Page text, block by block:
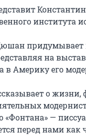
института
придумывает
на
в Америку его
о жизни,
«Фонтана» —
перед нами как